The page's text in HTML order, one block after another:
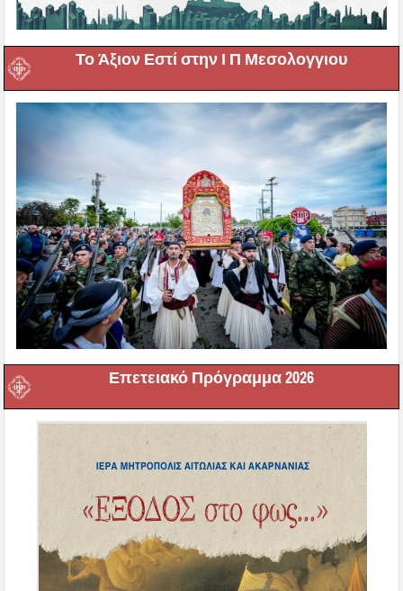
Το Άξιον Εστί στην Ι Π Μεσολογγιου
Επετειακό Πρόγραμμα 2026